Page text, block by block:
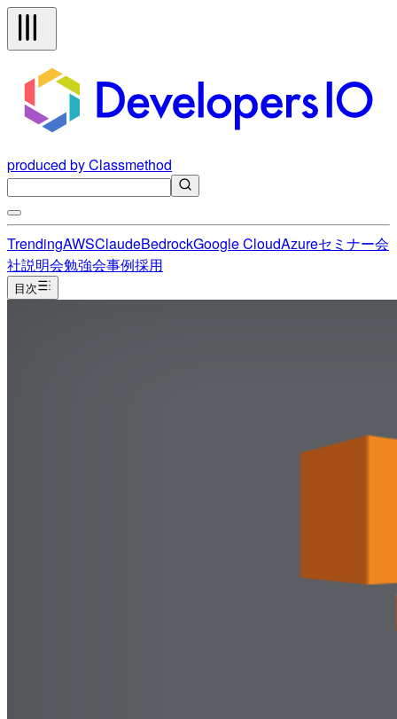
produced by Classmethod
TrendingAWSClaudeBedrockGoogle CloudAzureセミナー会
社説明会勉強会事例採用
目次